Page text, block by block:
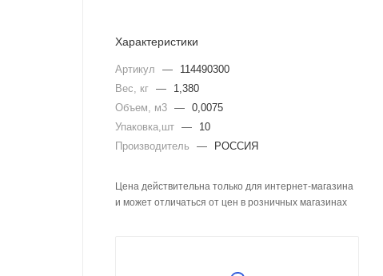
Характеристики
Артикул —
114490300
Вес, кг —
1,380
Объем, м3 — 0,0075
Упаковка,шт —
10
Производитель
— РОССИЯ
Цена действительна только для интернет-магазина
и может отличаться от цен в розничных магазинах